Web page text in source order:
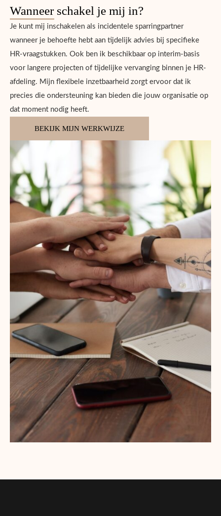
Wanneer schakel je mij in?
Je kunt mij inschakelen als incidentele sparringpartner
wanneer je behoefte hebt aan tijdelijk advies bij specifieke
HR-vraagstukken. Ook ben ik beschikbaar op interim-basis
voor langere projecten of tijdelijke vervanging binnen je HR-
afdeling. Mijn flexibele inzetbaarheid zorgt ervoor dat ik
precies die ondersteuning kan bieden die jouw organisatie op
dat moment nodig heeft.
BEKIJK MIJN WERKWIJZE